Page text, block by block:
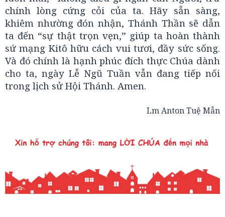
chính lòng cứng cỏi của ta. Hãy sẵn sàng,
khiêm nhường đón nhận, Thánh Thần sẽ dẫn
ta đến “sự thật trọn vẹn,” giúp ta hoàn thành
sứ mạng Kitô hữu cách vui tươi, đầy sức sống.
Và đó chính là hạnh phúc đích thực Chúa dành
cho ta, ngày Lễ Ngũ Tuần vẫn đang tiếp nối
trong lịch sử Hội Thánh. Amen.
Lm Anton Tuệ Mẫn